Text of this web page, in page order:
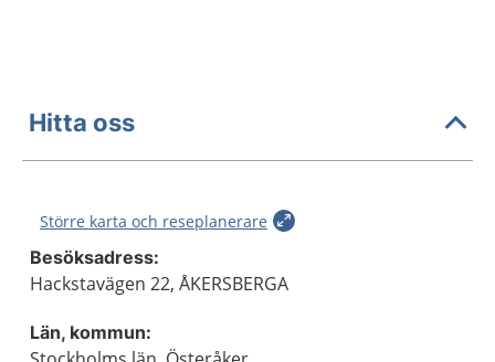
Hitta oss
Större karta och reseplanerare
Besöksadress:
Hackstavägen 22, ÅKERSBERGA
Län, kommun: